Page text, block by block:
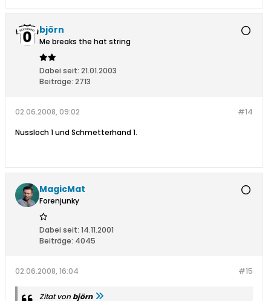
björn
Me breaks the hat string
Dabei seit: 21.01.2003
Beiträge: 2713
#14
02.06.2008, 09:02
Nussloch 1 und Schmetterhand 1.
MagicMat
Forenjunky
Dabei seit: 14.11.2001
Beiträge: 4045
#15
02.06.2008, 16:04
Zitat vonbjörn